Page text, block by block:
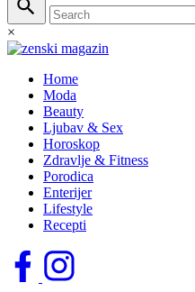
×
Home
Moda
Beauty
Ljubav & Sex
Horoskop
Zdravlje & Fitness
Porodica
Enterijer
Lifestyle
Recepti